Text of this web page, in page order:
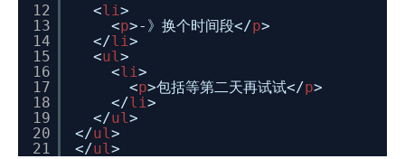
12
13
14
15
16
17
18
19
20
21
<li>
<p>-》换个时间段</p>
</li>
<ul>
<li>
<p>包括等第二天再试试</p>
</li>
</ul>
</ul>
</ul>